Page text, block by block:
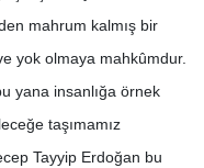
mahrum kalmış bir
yok olmaya mahkûmdur.
yana insanlığa örnek
taşımamız
Tayyip Erdoğan bu